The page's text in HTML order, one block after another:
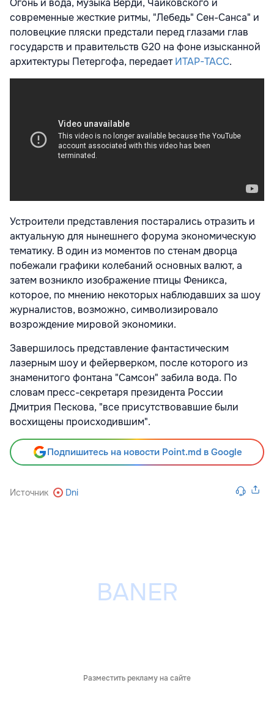
Огонь и вода, музыка Верди, Чайковского и
современные жесткие ритмы, "Лебедь" Сен-Санса" и
половецкие пляски предстали перед глазами глав
государств и правительств G20 на фоне изысканной
архитектуры Петергофа, передаетИТАР-ТАСС.
Устроители представления постарались отразить и
актуальную для нынешнего форума экономическую
тематику. В один из моментов по стенам дворца
побежали графики колебаний основных валют, а
затем возникло изображение птицы Феникса,
которое, по мнению некоторых наблюдавших за шоу
журналистов, возможно, символизировало
возрождение мировой экономики.
Завершилось представление фантастическим
лазерным шоу и фейерверком, после которого из
знаменитого фонтана "Самсон" забила вода. По
словам пресс-секретаря президента России
Дмитрия Пескова, "все присутствовавшие были
восхищены происходившим".
Подпишитесь на новости Point.md в Google
Источник Dni
Разместить рекламу на сайте